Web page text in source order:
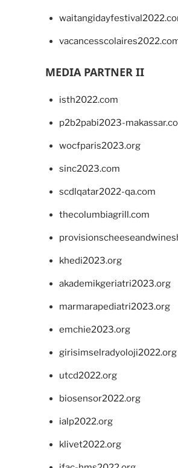
MEDIA PARTNER II
isth2022.com
p2b2pabi2023-
wocfparis2023.org
sinc2023.com
scdlqatar2022-qa.com
thecolumbiagrill.com
khedi2023.org
akademikgeriatri2023.org
marmarapediatri2023.org
emchie2023.org
girisimselradyoloji2022.org
utcd2022.org
biosensor2022.org
ialp2022.org
klivet2022.org